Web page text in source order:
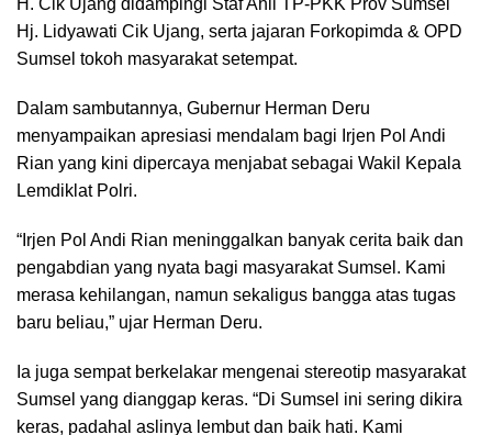
H. Cik Ujang didampingi Staf Ahli TP-PKK Prov Sumsel
Hj. Lidyawati Cik Ujang, serta jajaran Forkopimda & OPD
Sumsel tokoh masyarakat setempat.
Dalam sambutannya, Gubernur Herman Deru
menyampaikan apresiasi mendalam bagi Irjen Pol Andi
Rian yang kini dipercaya menjabat sebagai Wakil Kepala
Lemdiklat Polri.
“Irjen Pol Andi Rian meninggalkan banyak cerita baik dan
pengabdian yang nyata bagi masyarakat Sumsel. Kami
merasa kehilangan, namun sekaligus bangga atas tugas
baru beliau,” ujar Herman Deru.
Ia juga sempat berkelakar mengenai stereotip masyarakat
Sumsel yang dianggap keras. “Di Sumsel ini sering dikira
keras, padahal aslinya lembut dan baik hati. Kami